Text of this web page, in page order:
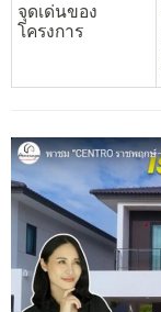
จุดเด่นของ
โครงการ